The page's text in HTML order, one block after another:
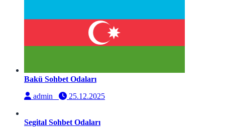
Bakü Sohbet Odaları
admin
25.12.2025
Segital Sohbet Odaları